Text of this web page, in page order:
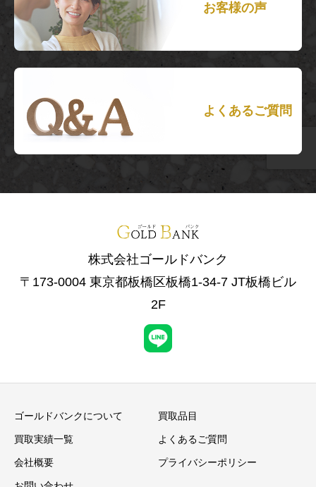
お客様の声
よくあるご質問
株式会社ゴールドバンク
〒173-0004 東京都板橋区板橋1-34-7 JT板橋ビル
2F
ゴールドバンクについて 買取品目
買取実績一覧 よくあるご質問
会社概要 プライバシーポリシー